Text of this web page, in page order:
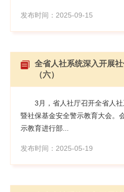
发布时间：2025-09-15
全省人社系统深入开展
（六）
3月，省人社厅召开全省人社
暨社保基金安全警示教育大会。
示教育进行部...
发布时间：2025-05-19